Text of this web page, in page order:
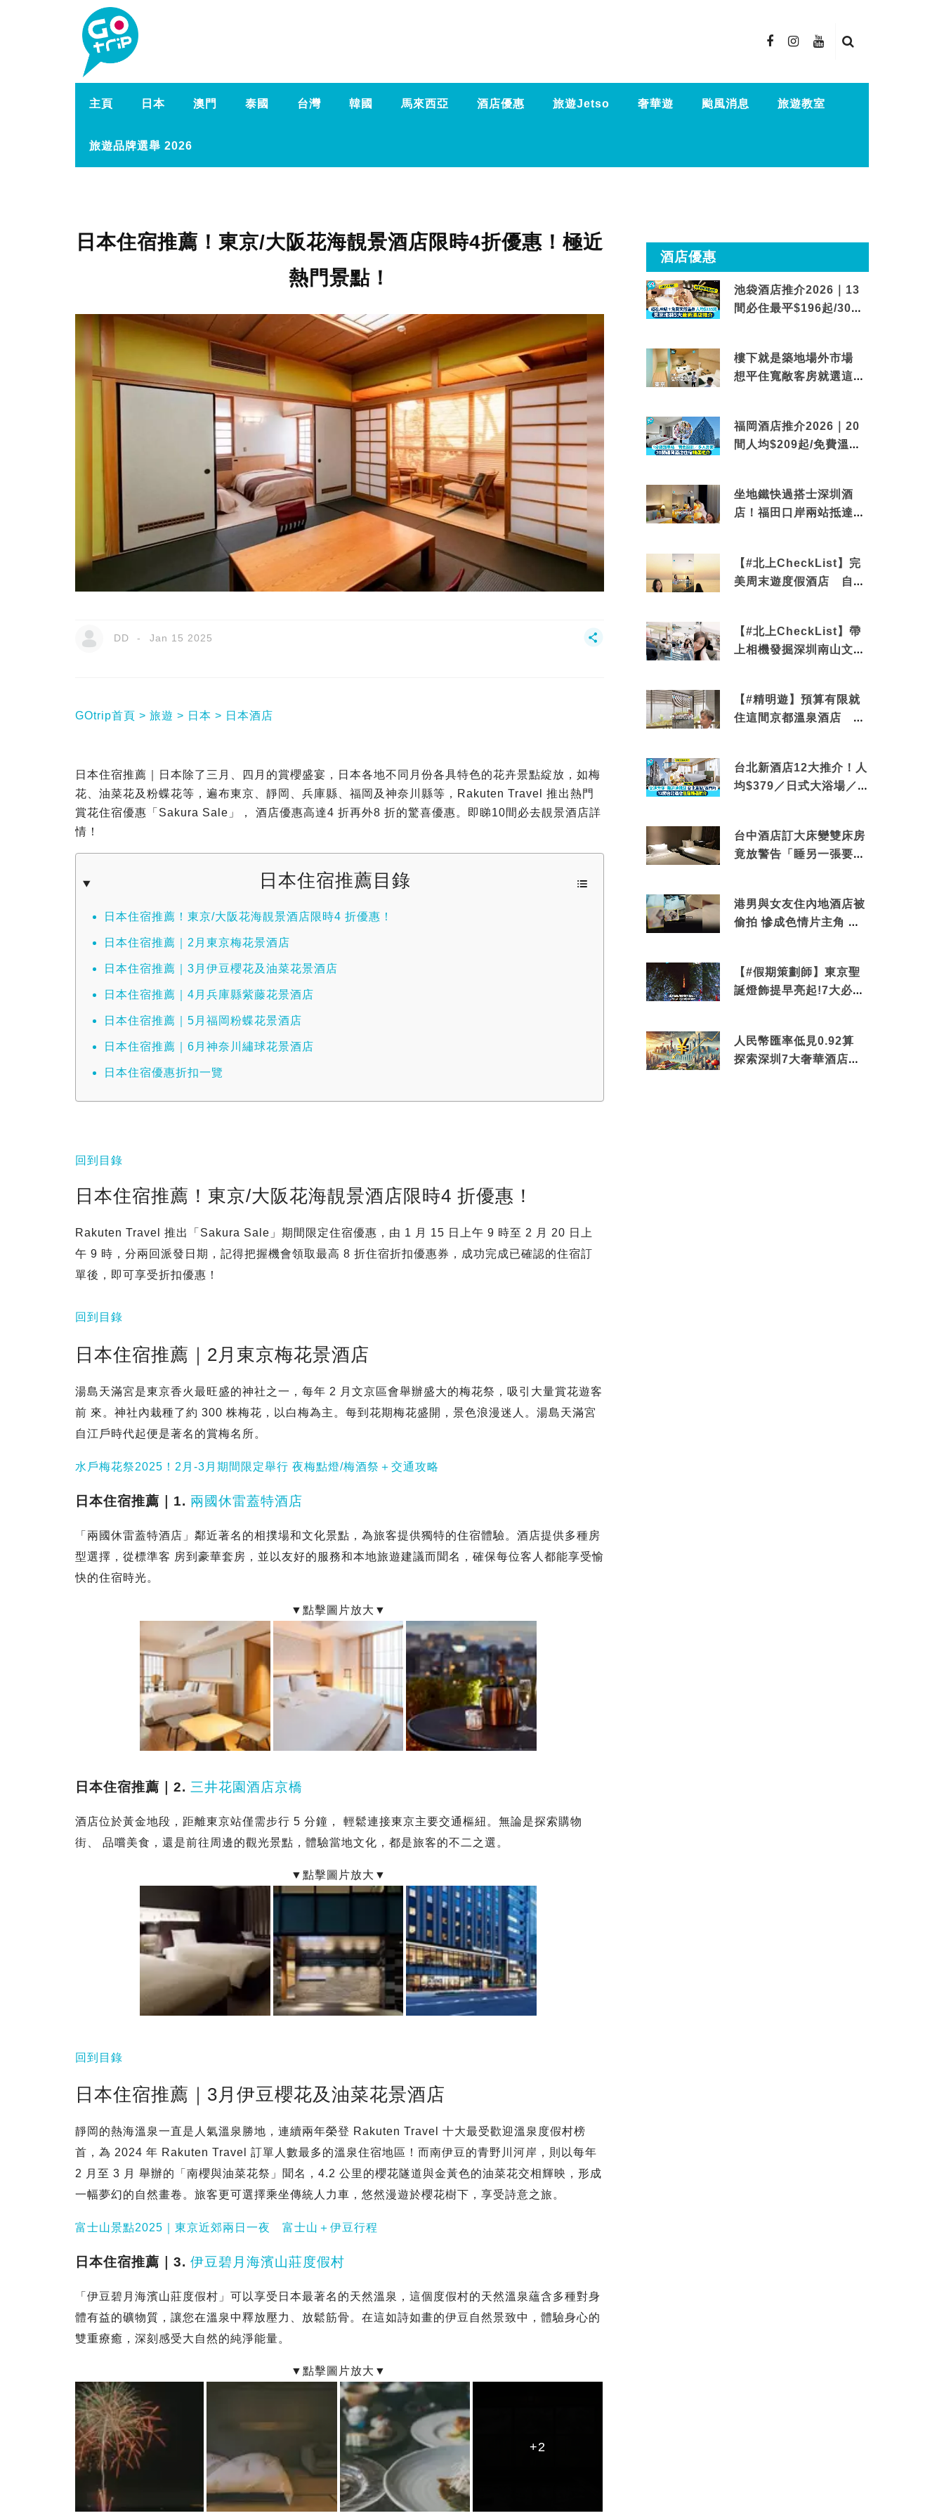
主頁 日本 澳門 泰國 台灣 韓國 馬來西亞 酒店優惠 旅遊Jetso 奢華遊 颱風消息 旅遊教室
旅遊品牌選舉 2026
日本住宿推薦！東京/大阪花海靚景酒店限時4折優惠！極近
熱門景點！
DD Jan 15 2025
GOtrip首頁 旅遊 日本 日本酒店
日本住宿推薦｜日本除了三月、四月的賞櫻盛宴，日本各地不同月份各具特色的花卉景點綻放，如梅
花、油菜花及粉蝶花等，遍布東京、靜岡、兵庫縣、福岡及神奈川縣等，Rakuten Travel 推出熱門
賞花住宿優惠「Sakura Sale」， 酒店優惠高達4 折再外8 折的驚喜優惠。即睇10間必去靚景酒店詳
情！
日本住宿推薦目錄
日本住宿推薦！東京/大阪花海靚景酒店限時4 折優惠！
日本住宿推薦｜2月東京梅花景酒店
日本住宿推薦｜3月伊豆櫻花及油菜花景酒店
日本住宿推薦｜4月兵庫縣紫藤花景酒店
日本住宿推薦｜5月福岡粉蝶花景酒店
日本住宿推薦｜6月神奈川繡球花景酒店
日本住宿優惠折扣一覽
回到目錄
日本住宿推薦！東京/大阪花海靚景酒店限時4 折優惠！
Rakuten Travel 推出「Sakura Sale」期間限定住宿優惠，由 1 月 15 日上午 9 時至 2 月 20 日上
午 9 時，分兩回派發日期，記得把握機會領取最高 8 折住宿折扣優惠券，成功完成已確認的住宿訂
單後，即可享受折扣優惠！
回到目錄
日本住宿推薦｜2月東京梅花景酒店
湯島天滿宮是東京香火最旺盛的神社之一，每年 2 月文京區會舉辦盛大的梅花祭，吸引大量賞花遊客
前 來。神社內栽種了約 300 株梅花，以白梅為主。每到花期梅花盛開，景色浪漫迷人。湯島天滿宮
自江戶時代起便是著名的賞梅名所。
水戶梅花祭2025！2月-3月期間限定舉行 夜梅點燈/梅酒祭＋交通攻略
日本住宿推薦｜1. 兩國休雷蓋特酒店
「兩國休雷蓋特酒店」鄰近著名的相撲場和文化景點，為旅客提供獨特的住宿體驗。酒店提供多種房
型選擇，從標準客 房到豪華套房，並以友好的服務和本地旅遊建議而聞名，確保每位客人都能享受愉
快的住宿時光。
日本住宿推薦｜2. 三井花園酒店京橋
酒店位於黃金地段，距離東京站僅需步行 5 分鐘， 輕鬆連接東京主要交通樞紐。無論是探索購物
街、 品嚐美食，還是前往周邊的觀光景點，體驗當地文化，都是旅客的不二之選。
回到目錄
日本住宿推薦｜3月伊豆櫻花及油菜花景酒店
靜岡的熱海溫泉一直是人氣溫泉勝地，連續兩年榮登 Rakuten Travel 十大最受歡迎溫泉度假村榜
首，為 2024 年 Rakuten Travel 訂單人數最多的溫泉住宿地區！而南伊豆的青野川河岸，則以每年
2 月至 3 月 舉辦的「南櫻與油菜花祭」聞名，4.2 公里的櫻花隧道與金黃色的油菜花交相輝映，形成
一幅夢幻的自然畫卷。旅客更可選擇乘坐傳統人力車，悠然漫遊於櫻花樹下，享受詩意之旅。
富士山景點2025｜東京近郊兩日一夜 富士山＋伊豆行程
日本住宿推薦｜3. 伊豆碧月海濱山莊度假村
「伊豆碧月海濱山莊度假村」可以享受日本最著名的天然溫泉，這個度假村的天然溫泉蘊含多種對身
體有益的礦物質，讓您在溫泉中釋放壓力、放鬆筋骨。在這如詩如畫的伊豆自然景致中，體驗身心的
雙重療癒，深刻感受大自然的純淨能量。
+2
+2
+2
酒店優惠
池袋酒店推介2026｜13
間必住最平$196起/30秒
樓下就是築地場外市場
想平住寬敞客房就選這間
福岡酒店推介2026｜20
間人均$209起/免費溫泉/
坐地鐵快過搭士深圳酒
店！福田口岸兩站抵達
【#北上CheckList】完
美周末遊度假酒店 自帶
【#北上CheckList】帶
上相機發掘深圳南山文藝
【#精明遊】預算有限就
住這間京都溫泉酒店 車
台北新酒店12大推介！人
均$379／日式大浴場／1
台中酒店訂大床變雙床房
竟放警告「睡另一張要加
港男與女友住內地酒店被
偷拍 慘成色情片主角 鏡
【#假期策劃師】東京聖
誕燈飾提早亮起!7大必去
人民幣匯率低見0.92算
探索深圳7大奢華酒店體